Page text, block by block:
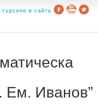
търсене в сайта
Ем. Иванов”